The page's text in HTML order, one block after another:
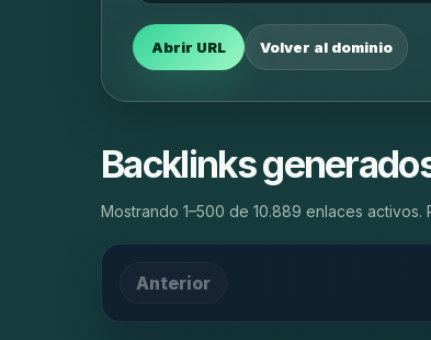
Abrir URL Volver al dominio
Backlinks
Mostrando 1–500 de 10.889 enlaces activos.
Anterior